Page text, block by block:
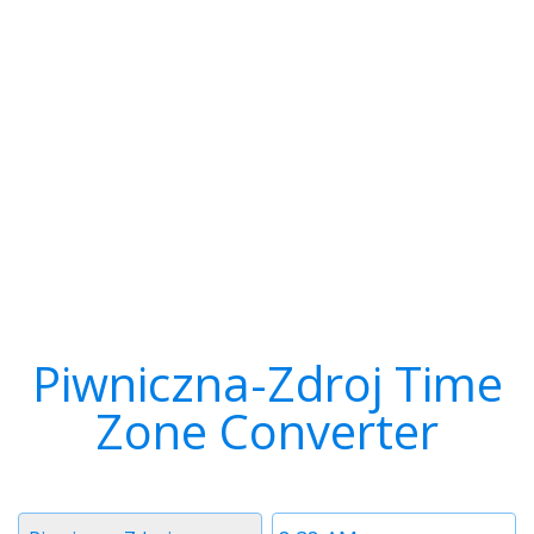
Piwniczna-Zdroj Time
Zone Converter
Time
Timezone